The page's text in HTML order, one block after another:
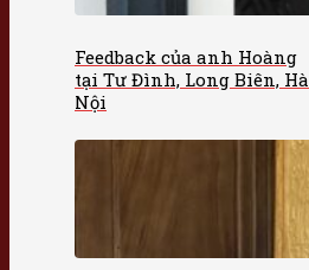
Feedback của anh Hoàng
tại Tư Đình, Long Biên, Hà
Nội